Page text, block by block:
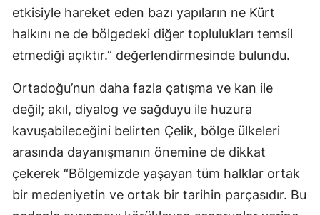
etkisiyle hareket eden bazı yapıların ne Kürt
halkını ne de bölgedeki diğer toplulukları temsil
etmediği açıktır.” değerlendirmesinde bulundu.
Ortadoğu’nun daha fazla çatışma ve kan ile
değil; akıl, diyalog ve sağduyu ile huzura
kavuşabileceğini belirten Çelik, bölge ülkeleri
arasında dayanışmanın önemine de dikkat
çekerek “Bölgemizde yaşayan tüm halklar ortak
bir medeniyetin ve ortak bir tarihin parçasıdır. Bu